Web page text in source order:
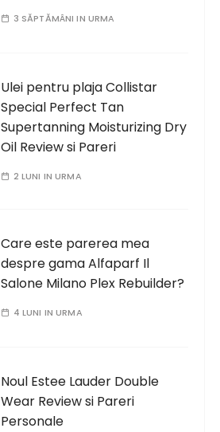
3 SĂPTĂMÂNI IN URMA
Ulei pentru plaja Collistar
Special Perfect Tan
Supertanning Moisturizing Dry
Oil Review si Pareri
2 LUNI IN URMA
Care este parerea mea
despre gama Alfaparf Il
Salone Milano Plex Rebuilder?
4 LUNI IN URMA
Noul Estee Lauder Double
Wear Review si Pareri
Personale